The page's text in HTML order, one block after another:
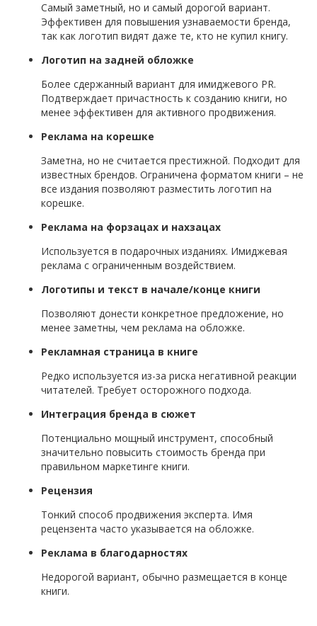
Самый заметный, но и самый дорогой вариант.
Эффективен для повышения узнаваемости бренда,
так как логотип видят даже те, кто не купил книгу.
Логотип на задней обложке
Более сдержанный вариант для имиджевого PR.
Подтверждает причастность к созданию книги, но
менее эффективен для активного продвижения.
Реклама на корешке
Заметна, но не считается престижной. Подходит для
известных брендов. Ограничена форматом книги – не
все издания позволяют разместить логотип на
корешке.
Реклама на форзацах и нахзацах
Используется в подарочных изданиях. Имиджевая
реклама с ограниченным воздействием.
Логотипы и текст в начале/конце книги
Позволяют донести конкретное предложение, но
менее заметны, чем реклама на обложке.
Рекламная страница в книге
Редко используется из-за риска негативной реакции
читателей. Требует осторожного подхода.
Интеграция бренда в сюжет
Потенциально мощный инструмент, способный
значительно повысить стоимость бренда при
правильном маркетинге книги.
Рецензия
Тонкий способ продвижения эксперта. Имя
рецензента часто указывается на обложке.
Реклама в благодарностях
Недорогой вариант, обычно размещается в конце
книги.